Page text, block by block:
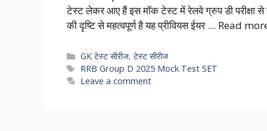
टेस्ट लेकर आए हैं इस मॉक टेस्ट में रेलवे ग्रुप डी परीक्षा से
की दृष्टि से महत्वपूर्ण है यह प्रीवियस ईयर … Read
Categories
GK टेस्ट सीरीज,टेस्ट सीरीज
Tags
RRB Group D 2025 Mock Test SET
Leave a comment